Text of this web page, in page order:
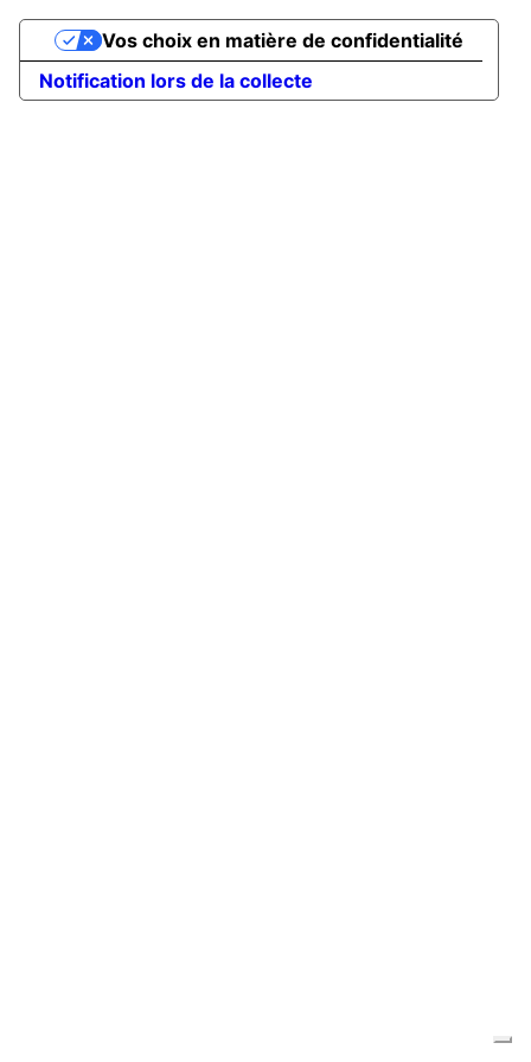
Notification lors de la collecte
Vos choix en matière de confidentialité